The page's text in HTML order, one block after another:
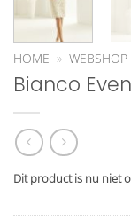
HOME » WEBSHOP
Bianco
Dit product is nu niet